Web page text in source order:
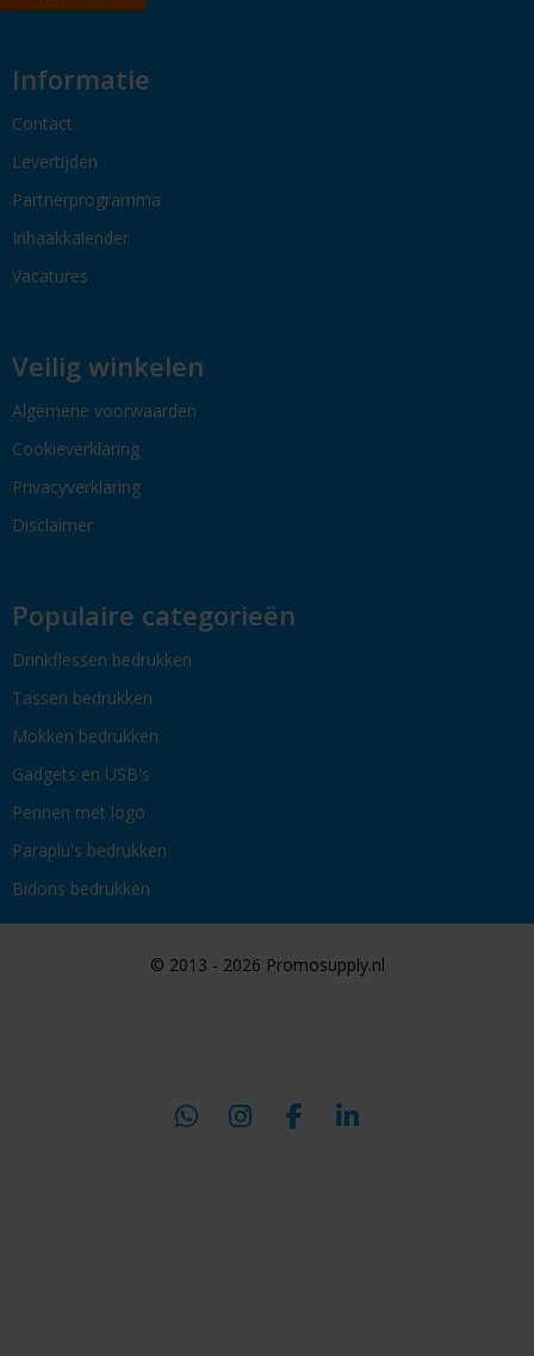
Informatie
Contact
Levertijden
Partnerprogramma
Inhaakkalender
Vacatures
Veilig winkelen
Algemene voorwaarden
Cookieverklaring
Privacyverklaring
Disclaimer
Populaire categorieën
Drinkflessen bedrukken
Tassen bedrukken
Mokken bedrukken
Gadgets en USB's
Pennen met logo
Paraplu's bedrukken
Bidons bedrukken
© 2013 - 2026 Promosupply.nl